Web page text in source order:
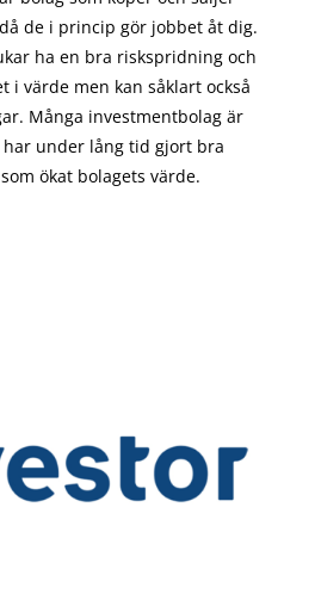
de i princip görjobbet åt dig.
ha en bra riskspridning och
i värde men kan såklart också
Många investmentbolag är
under lång tid gjort bra
ökat bolagets värde.